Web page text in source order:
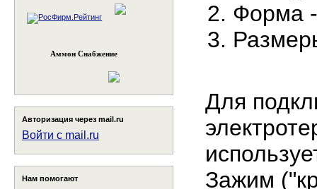
Аммон Снабжение
Авторизация через mail.ru
Войти с mail.ru
Нам помогают
Форма
Для
Зажим